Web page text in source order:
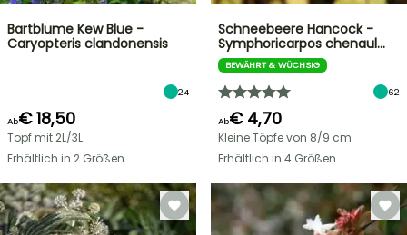
Bartblume Kew Blue -
Caryopteris clandonensis
24
Ab€ 18,50
Topf mit 2L/3L
Erhältlich in 2 Größen
Schneebeere Hancock -
Symphoricarpos chenaul…
BEWÄHRT & WÜCHSIG
62
Ab€ 4,70
Kleine Töpfe von 8/9 cm
Erhältlich in 4 Größen